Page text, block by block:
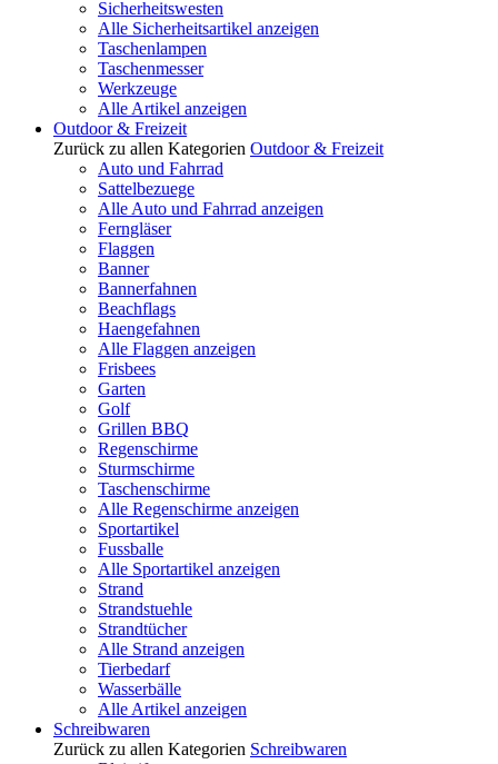
Sicherheitswesten
Alle Sicherheitsartikel anzeigen
Taschenlampen
Taschenmesser
Werkzeuge
Alle Artikel anzeigen
Outdoor & Freizeit
Zurück zu allen Kategorien Outdoor & Freizeit
Auto und Fahrrad
Sattelbezuege
Alle Auto und Fahrrad anzeigen
Ferngläser
Flaggen
Banner
Bannerfahnen
Beachflags
Haengefahnen
Alle Flaggen anzeigen
Frisbees
Garten
Golf
Grillen BBQ
Regenschirme
Sturmschirme
Taschenschirme
Alle Regenschirme anzeigen
Sportartikel
Fussballe
Alle Sportartikel anzeigen
Strand
Strandstuehle
Strandtücher
Alle Strand anzeigen
Tierbedarf
Wasserbälle
Alle Artikel anzeigen
Schreibwaren
Zurück zu allen Kategorien Schreibwaren